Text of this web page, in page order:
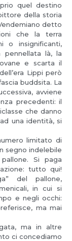
quel destino
della storia
detto
che la terra
o insignificanti,
pennellata là, la
e scarta il
Lippi però
buddsita. La
avviene
precedenti: il
che danno
una identità, si
limitato di
segno indelebile
Si paga
tutto qui!
del pallone,
in cui si
e negli occhi:
ma mai
ma in altre
ci concediamo